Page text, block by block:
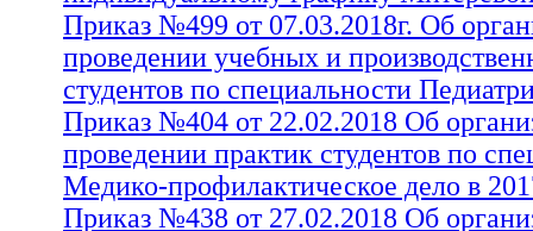
Приказ №499 от 07.03.2018г. Об
проведении учебных и
студентов по специальности
Приказ №404 от 22.02.2018 Об
проведении практик студентов по
Медико-профилактическое дело в
Приказ №438 от 27.02.2018 Об